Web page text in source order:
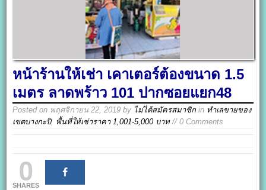
หน้าร้านให้เช่า เคาเตอร์ต้องขนาด 1.5
เมตร ลาดพร้าว 101 ปากซอยแยก48
Posted on พฤศจิกายน 22, 2019 by ไม่ได้สมัครสมาชิก in ทำเลขายของ
เขตบางกะปิ, พื้นที่ให้เช่าราคา 1,001-5,000 บาท// 0 Comments
0
SHARES